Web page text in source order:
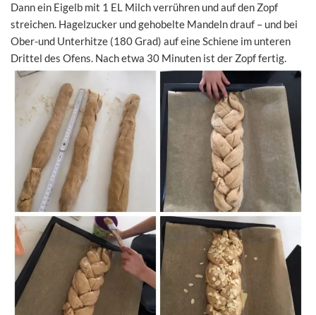
Dann ein Eigelb mit 1 EL Milch verrühren und auf den Zopf
streichen. Hagelzucker und gehobelte Mandeln drauf – und bei
Ober-und Unterhitze (180 Grad) auf eine Schiene im unteren
Drittel des Ofens. Nach etwa 30 Minuten ist der Zopf fertig.